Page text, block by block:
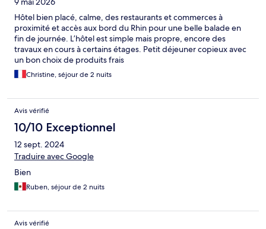
Hôtel bien placé, calme, des restaurants et commerces à
proximité et accès aux bord du Rhin pour une belle balade en
fin de journée. L’hôtel est simple mais propre, encore des
travaux en cours à certains étages. Petit déjeuner copieux avec
un bon choix de produits frais
Christine, séjour de 2 nuits
Avis vérifié
10/10 Exceptionnel
12 sept. 2024
Traduire avec Google
Bien
Ruben, séjour de 2 nuits
Avis vérifié